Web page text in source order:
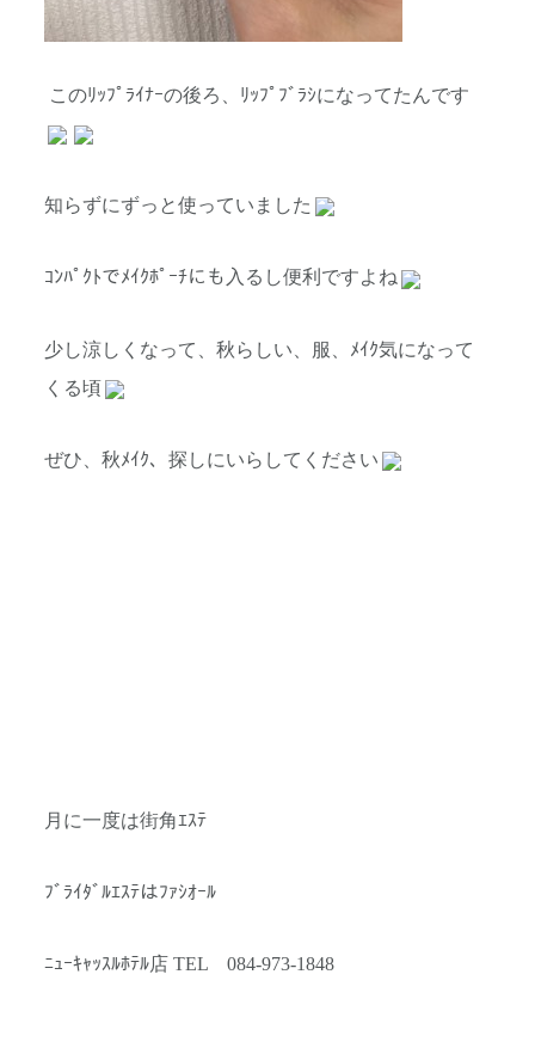
このﾘｯﾌﾟﾗｲﾅｰの後ろ、ﾘｯﾌﾟﾌﾞﾗｼになってたんです
知らずにずっと使っていました
ｺﾝﾊﾟｸﾄでﾒｲｸﾎﾟｰﾁにも入るし便利ですよね
少し涼しくなって、秋らしい、服、ﾒｲｸ気になって
くる頃
ぜひ、秋ﾒｲｸ、探しにいらしてください
月に一度は街角ｴｽﾃ
ﾌﾞﾗｲﾀﾞﾙｴｽﾃはﾌｧｼｵｰﾙ
ﾆｭｰｷｬｯｽﾙﾎﾃﾙ店 TEL 084-973-1848